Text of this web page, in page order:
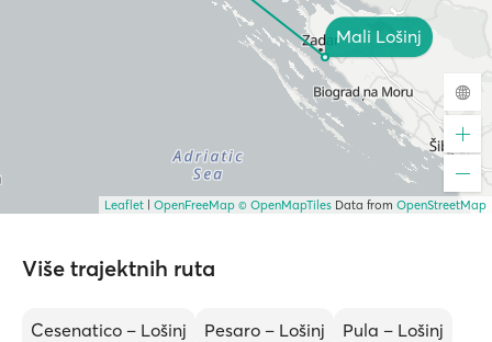
Mali Lošinj
Leaflet OpenFreeMap © OpenMapTiles Data from OpenStreetMap
Više trajektnih ruta
Cesenatico – Lošinj Pesaro – Lošinj
Pula – Lošinj